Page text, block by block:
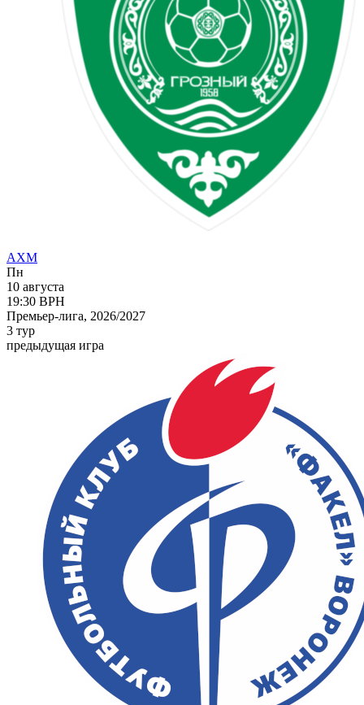
АХМ
Пн
10 августа
19:30 ВРН
Премьер-лига, 2026/2027
3 тур
предыдущая игра